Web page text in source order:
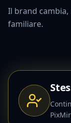
Il brand
familiare.